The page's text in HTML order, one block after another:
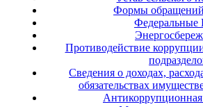
Формы
Противодействие
Сведения о доходах,
обязательствах
Антикоррупционная